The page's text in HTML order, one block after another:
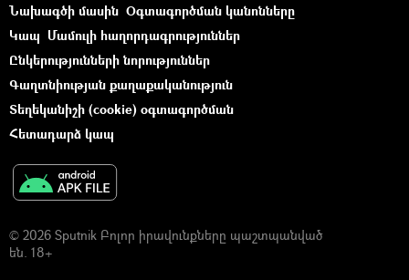
Նախագծի մասին Օգտագործման կանոնները
Կապ Մամուլի հաղորդագրություններ
Ընկերությունների նորություններ
Գաղտնիության քաղաքականություն
Տեղեկանիշի (cookie) օգտագործման
Հետադարձ կապ
© 2026 Sputnik Բոլոր իրավունքները պաշտպանված
են. 18+